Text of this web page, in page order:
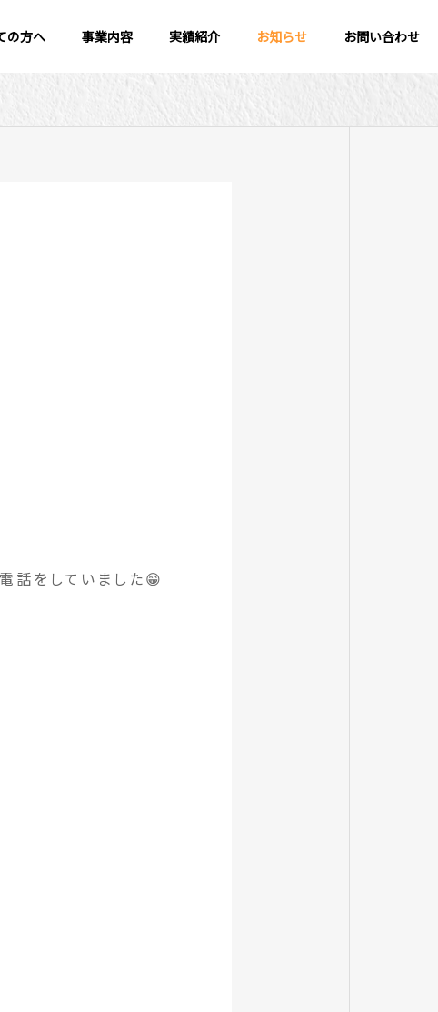
の方へ 事業内容 実績紹介 お知らせ お問い合わせ
話をしていました😁